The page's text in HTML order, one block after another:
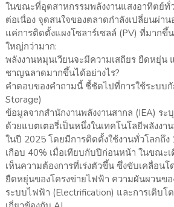
ในขณะที่อุตสาหกรรมพลังงานแสงอาทิตย์ทั่
ต่อเนื่อง จุดสนใจของตลาดกำลังเปลี่ยนผ่าน
แค่การติดตั้งแผงโซลาร์เซลล์ (PV) ที่มาก
ใหญ่กว่ามาก:
พลังงานหมุนเวียนจะมีความเสถียร ยืดหยุ่น
ชาญฉลาดมากขึ้นได้อย่างไร?
คำตอบของคำถามนี้ ชี้ชัดไปที่การใช้ระบบกั
Storage)
ข้อมูลจากสำนักงานพลังงานสากล (IEA) ระ
ด้วยแบตเตอรี่เป็นหนึ่งในเทคโนโลยีพลังงา
ในปี 2025 โดยมีการติดตั้งใช้งานทั่วโลกถึ
เกือบ 40% เมื่อเทียบกับปีก่อนหน้า ในขณะ
เห็นความต้องการที่เร่งตัวขึ้น ซึ่งขับเคลื่อน
ยืดหยุ่นของโครงข่ายไฟฟ้า ความผันผวนข
ระบบไฟฟ้า (Electrification) และการเติบโ